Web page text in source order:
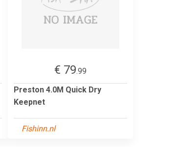
€ 79.99
Preston 4.0M Quick Dry
Keepnet
Fishinn.nl